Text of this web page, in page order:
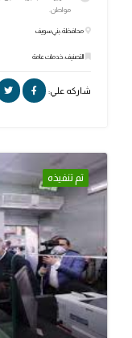
مواطن.
محافظة: بني سويف
التصنيف: خدمات عامة
شاركه علي:
تم تنفيذه